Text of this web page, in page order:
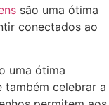
são uma ótima
conectados ao
uma ótima
também celebrar a